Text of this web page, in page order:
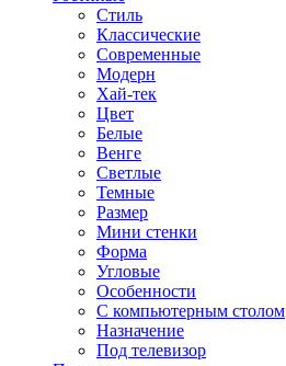
Стиль
Классические
Современные
Модерн
Хай-тек
Цвет
Белые
Венге
Светлые
Темные
Размер
Мини стенки
Форма
Угловые
Особенности
С компьютерным столом
Назначение
Под телевизор